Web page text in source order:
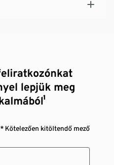
lepjük meg
* Kötelezően kitöltendő mező